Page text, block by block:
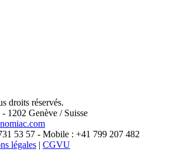
X
droits réservés.
1202 Genève / Suisse
53 57 - Mobile : +41 799 207 482
légales | CGVU